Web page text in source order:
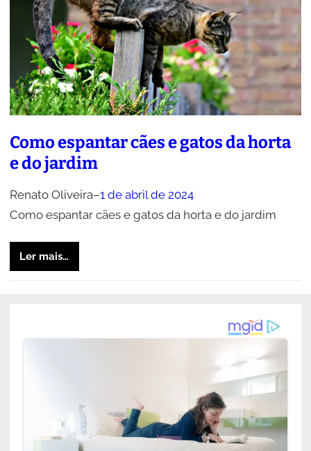
Como espantar cães e gatos da horta
e do jardim
Renato Oliveira–1 de abril de 2024
Como espantar cães e gatos da horta e do jardim
Ler mais…